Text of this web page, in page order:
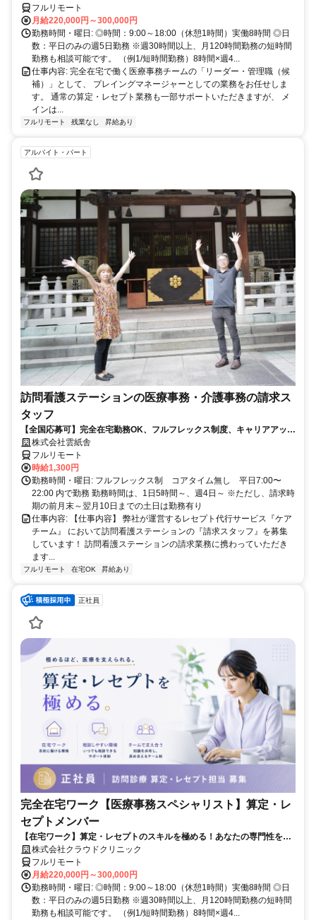
フルリモート
月給220,000円～300,000円
勤務時間・曜日: ◎時間：9:00～18:00（休憩1時間）実働8時間 ◎日
数：平日のみの週5日勤務 ※週30時間以上、月120時間勤務の短時間
勤務も相談可能です。 （例1/短時間勤務）8時間×週4...
仕事内容: 完全在宅で働く医療事務チームの「リーダー・管理職（候
補）」として、 プレイングマネージャーとしての業務をお任せしま
す。 通常の算定・レセプト業務も一部サポートいただきますが、 メ
インは...
フルリモート 残業なし 昇給あり
アルバイト・パート
訪問看護ステーションの医療事務・介護事務の請求ス
タッフ
【全国応募可】完全在宅勤務OK、フルフレックス制度、キャリアアップ
可のお仕事です！
株式会社雲紙舎
フルリモート
時給1,300円
勤務時間・曜日: フルフレックス制 コアタイム無し 平日7:00〜
22:00 内で勤務 勤務時間は、1日5時間～、週4日～ ※ただし、請求時
期の前月末～翌月10日までの土日は勤務有り
仕事内容: 【仕事内容】 弊社が運営するレセプト代行サービス『ケア
チーム』 において訪問看護ステーションの『請求スタッフ』を募集
しています！ 訪問看護ステーションの請求業務に携わっていただき
ます...
フルリモート 在宅OK 昇給あり
正社員
完全在宅ワーク【医療事務スペシャリスト】算定・レ
セプトメンバー
【在宅ワーク】算定・レセプトのスキルを極める！あなたの専門性を活
かせる！
株式会社クラウドクリニック
フルリモート
月給220,000円～300,000円
勤務時間・曜日: ◎時間：9:00～18:00（休憩1時間）実働8時間 ◎日
数：平日のみの週5日勤務 ※週30時間以上、月120時間勤務の短時間
勤務も相談可能です。 （例1/短時間勤務）8時間×週4...